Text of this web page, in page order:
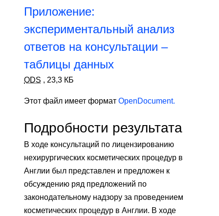
Приложение:
экспериментальный анализ
ответов на консультации –
таблицы данных
ODS , 23,3 КБ
Этот файл имеет формат OpenDocument.
Подробности результата
В ходе консультаций по лицензированию
нехирургических косметических процедур в
Англии был представлен и предложен к
обсуждению ряд предложений по
законодательному надзору за проведением
косметических процедур в Англии. В ходе